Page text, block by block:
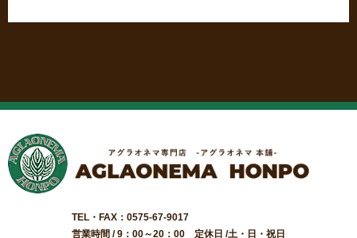
TEL・FAX：0575-67-9017
営業時間 / 9：00～20：00 定休日 /土・日・祝日